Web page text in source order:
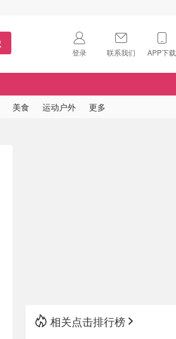
登录 联系我们 APP下载
🇺🇸
美食 运动户外 更多
相关点击排行榜